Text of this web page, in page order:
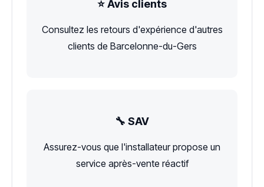
⭐ Avis clients
Consultez les retours d'expérience d'autres
clients de Barcelonne-du-Gers
🔧 SAV
Assurez-vous que l'installateur propose un
service après-vente réactif